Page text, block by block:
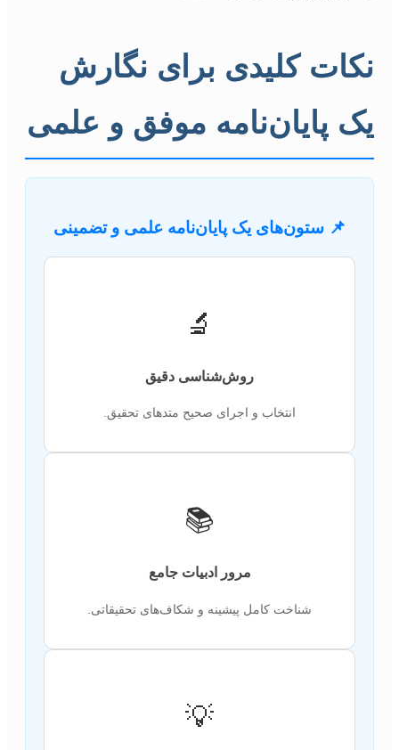
نکات کلیدی برای نگارش
یک پایان‌نامه موفق و علمی
📌 ستون‌های یک پایان‌نامه علمی و تضمینی
🔬
روش‌شناسی دقیق
انتخاب و اجرای صحیح متدهای تحقیق.
📚
مرور ادبیات جامع
شناخت کامل پیشینه و شکاف‌های تحقیقاتی.
💡